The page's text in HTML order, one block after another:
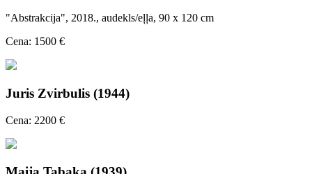
"Abstrakcija", 2018., audekls/eļļa, 90 x 120 cm
Cena: 1500 €
Juris Zvirbulis (1944)
Cena: 2200 €